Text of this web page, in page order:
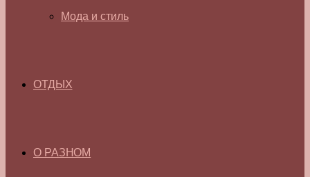
Мода и стиль
ОТДЫХ
О РАЗНОМ